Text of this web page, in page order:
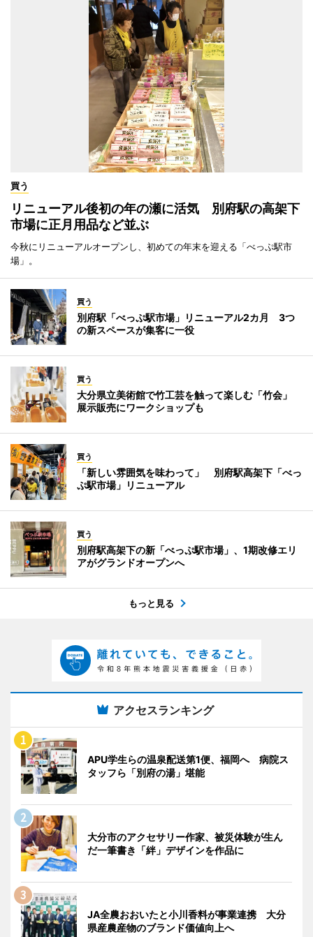
買う
リニューアル後初の年の瀬に活気 別府駅の高架下
市場に正月用品など並ぶ
今秋にリニューアルオープンし、初めての年末を迎える「べっぷ駅市
場」。
買う
別府駅「べっぷ駅市場」リニューアル2カ月 3つ
の新スペースが集客に一役
買う
大分県立美術館で竹工芸を触って楽しむ「竹会」
展示販売にワークショップも
買う
「新しい雰囲気を味わって」 別府駅高架下「べっ
ぷ駅市場」リニューアル
買う
別府駅高架下の新「べっぷ駅市場」、1期改修エリ
アがグランドオープンへ
もっと見る
アクセスランキング
APU学生らの温泉配送第1便、福岡へ 病院ス
タッフら「別府の湯」堪能
大分市のアクセサリー作家、被災体験が生ん
だ一筆書き「絆」デザインを作品に
JA全農おおいたと小川香料が事業連携 大分
県産農産物のブランド価値向上へ